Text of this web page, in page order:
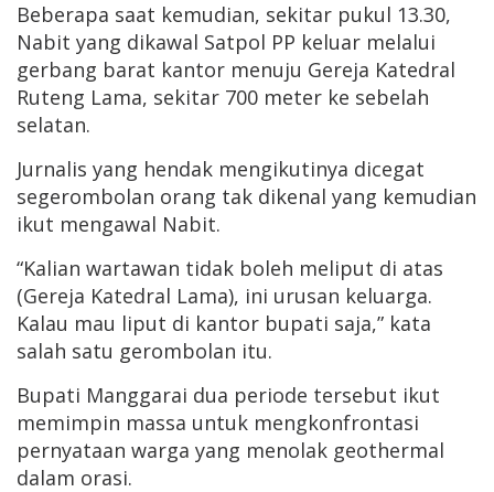
Beberapa saat kemudian, sekitar pukul 13.30,
Nabit yang dikawal Satpol PP keluar melalui
gerbang barat kantor menuju Gereja Katedral
Ruteng Lama, sekitar 700 meter ke sebelah
selatan.
Jurnalis yang hendak mengikutinya dicegat
segerombolan orang tak dikenal yang kemudian
ikut mengawal Nabit.
“Kalian wartawan tidak boleh meliput di atas
(Gereja Katedral Lama), ini urusan keluarga.
Kalau mau liput di kantor bupati saja,” kata
salah satu gerombolan itu.
Bupati Manggarai dua periode tersebut ikut
memimpin massa untuk mengkonfrontasi
pernyataan warga yang menolak geothermal
dalam orasi.